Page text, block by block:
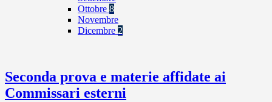
Ottobre 8
Novembre
Dicembre 2
Seconda prova e materie affidate ai
Commissari esterni